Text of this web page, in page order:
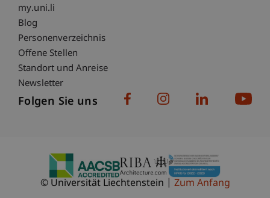
Fußzeile Subdomain-Verzeichnis
my.uni.li
Blog
Personenverzeichnis
Offene Stellen
Standort und Anreise
Newsletter
Folgen Sie uns
© Universität Liechtenstein Zum Anfang